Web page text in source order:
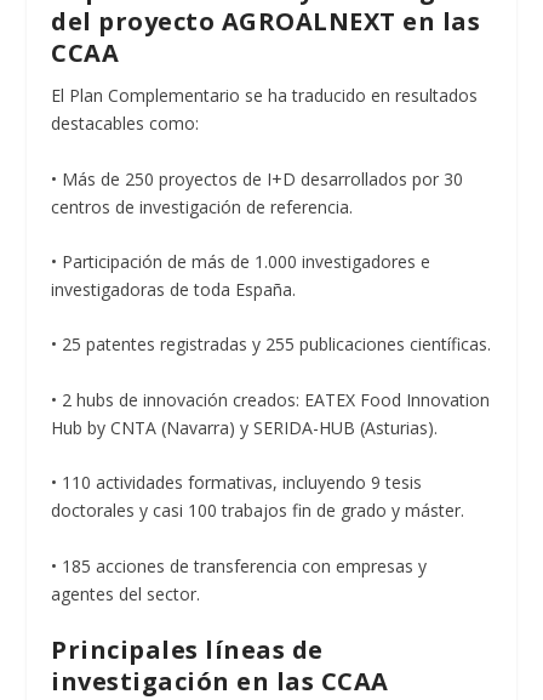
del proyecto AGROALNEXT en las
CCAA
El Plan Complementario se ha traducido en resultados
destacables como:
• Más de 250 proyectos de I+D desarrollados por 30
centros de investigación de referencia.
• Participación de más de 1.000 investigadores e
investigadoras de toda España.
• 25 patentes registradas y 255 publicaciones científicas.
• 2 hubs de innovación creados: EATEX Food Innovation
Hub by CNTA (Navarra) y SERIDA-HUB (Asturias).
• 110 actividades formativas, incluyendo 9 tesis
doctorales y casi 100 trabajos fin de grado y máster.
• 185 acciones de transferencia con empresas y
agentes del sector.
Principales líneas de
investigación en las CCAA